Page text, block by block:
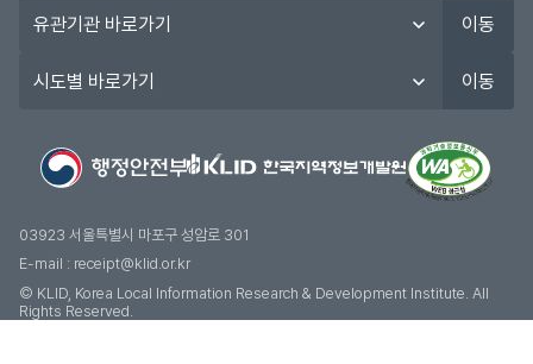
관
이동
도
기
이동
03923 서울특별시 마포구 성암로 301
E-mail : receipt@klid.or.kr
© KLID, Korea Local Information Research & Development Institute. AII
Rights Reserved.